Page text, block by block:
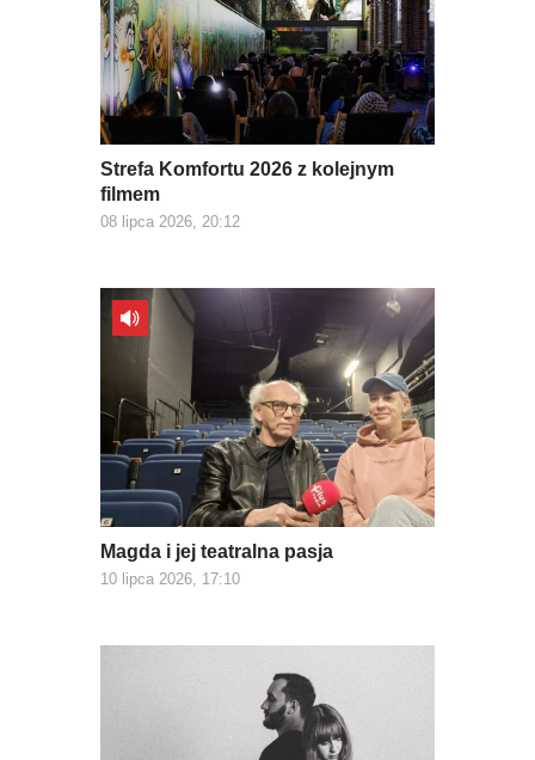
Strefa Komfortu 2026 z kolejnym
filmem
08 lipca 2026, 20:12
Magda i jej teatralna pasja
10 lipca 2026, 17:10